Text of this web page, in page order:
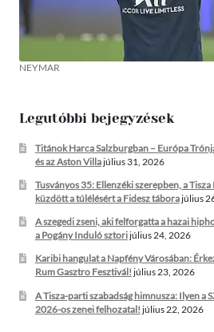
NEYMAR
Legutóbbi bejegyzések
Titánok Harca Salzburgban – Európa
és az Aston Villajúlius 31, 2026
Tusványos 35: Ellenzéki szerepben, a
küzdött a túlélésért a Fidesz táborajúlius
A szegedi zseni, aki felforgatta a hazai
a Pogány Induló sztorijúlius 24, 2026
Karibi hangulat a Napfény Városában:
Rum Gasztro Fesztivál! július 23, 2026
A Tisza-parti szabadság himnusza: Ilyen a
2026-os zenei felhozatal! július 22, 2026